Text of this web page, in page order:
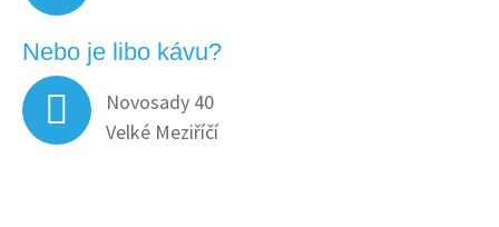
Nebo je libo kávu?
Novosady 40
Velké Meziříčí